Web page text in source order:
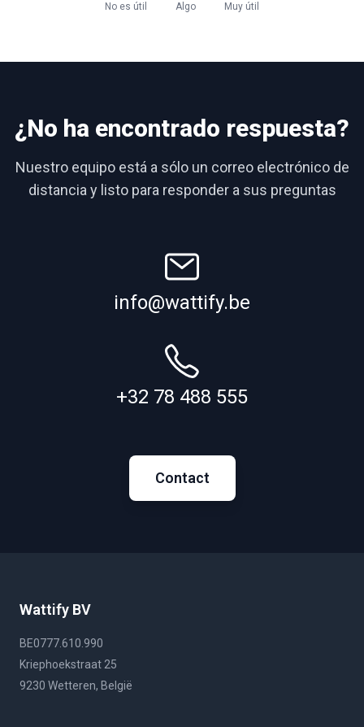
No es útil Algo Muy útil
¿No ha encontrado respuesta?
Nuestro equipo está a sólo un correo electrónico de
distancia y listo para responder a sus preguntas
info@wattify.be
+32 78 488 555
Contact
Wattify BV
BE0777.610.990
Kriephoekstraat 25
9230 Wetteren, België